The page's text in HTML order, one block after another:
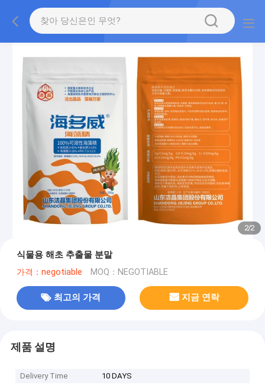
2/2
식물용 해초 추출물 분말
가격：negotiable MOQ：NEGOTIABLE
최고의 가격 지금 연락
제품 설명
Delivery Time
10 DAYS